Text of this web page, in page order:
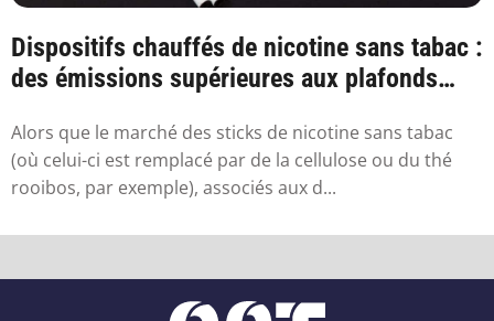
Dispositifs chauffés de nicotine sans tabac :
des émissions supérieures aux plafonds
Alors que le marché des sticks de nicotine sans tabac
(où celui-ci est remplacé par de la cellulose ou du thé
rooibos, par exemple), associés aux d...